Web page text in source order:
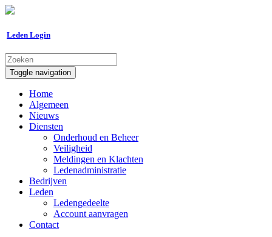
Leden Login
Toggle navigation
Home
Algemeen
Nieuws
Diensten
Onderhoud en Beheer
Veiligheid
Meldingen en Klachten
Ledenadministratie
Bedrijven
Leden
Ledengedeelte
Account aanvragen
Contact